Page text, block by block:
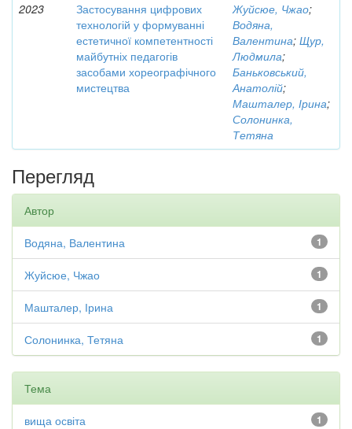
2023
Застосування цифрових
технологій у формуванні
естетичної компетентності
майбутніх педагогів
засобами хореографічного
мистецтва
Жуйсюе, Чжао;
Водяна,
Валентина; Щур,
Людмила;
Баньковський,
Анатолій;
Машталер, Ірина;
Солонинка,
Тетяна
Перегляд
Автор
1
Водяна, Валентина
1
Жуйсюе, Чжао
1
Машталер, Ірина
1
Солонинка, Тетяна
Тема
1
вища освіта